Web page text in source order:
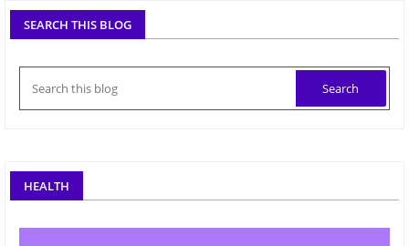
SEARCH THIS BLOG
HEALTH